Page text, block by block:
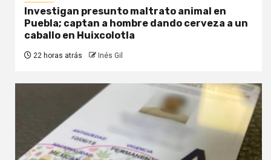
Investigan presunto maltrato animal en
Puebla; captan a hombre dando cerveza a un
caballo en Huixcolotla
22 horas atrás Inés Gil